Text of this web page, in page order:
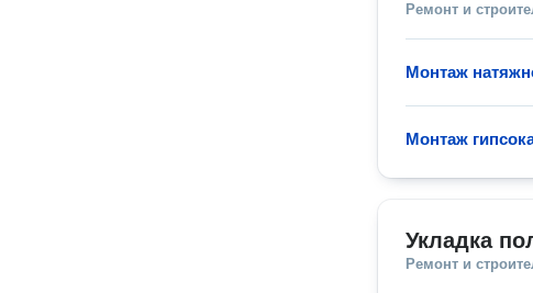
Ремонт и
Монтаж
Монтаж
Укладка
Ремонт и